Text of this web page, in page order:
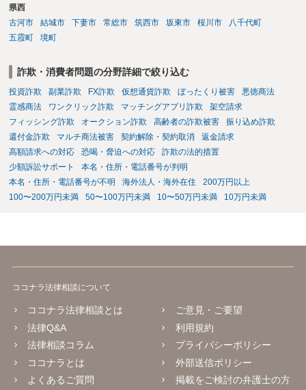
県西
古河市
結城市 下妻市 常総市 筑西市 坂東市 桜川市
八千代町
五霞町
境町
詐欺・消費者問題の分野詳細で絞り込む
投資詐欺 副業詐欺 FX詐欺 仮想通貨詐欺 ぼったくり被害
悪徳商法
霊感商法
ワンクリック詐欺 マッチングアプリ詐欺
架空請求
フィッシング詐欺
オークション詐欺 高齢者の詐欺被害
振り込め詐欺
還付金詐欺
マルチ商法被害 契約解除・契約取消
返金請求
高額請求への対応
恐喝・脅迫への対応
詐欺の法的措置
少額訴訟サポート
本名・住所・電話番号が判明
本名・住所・電話番号が不明
海外法人・海外在住
200万円以上
100〜200万円未満
50〜100万円未満 10〜50万円未満 10万円未満
ココナラ法律相談について
ココナラ法律相談とは
法律Q&A
法律相談コラム
ココナラとは
よくあるご質問
ご意見・ご要望
利用規約
プライバシーポリシー
外部送信ポリシー
掲載をご検討の弁護士の方